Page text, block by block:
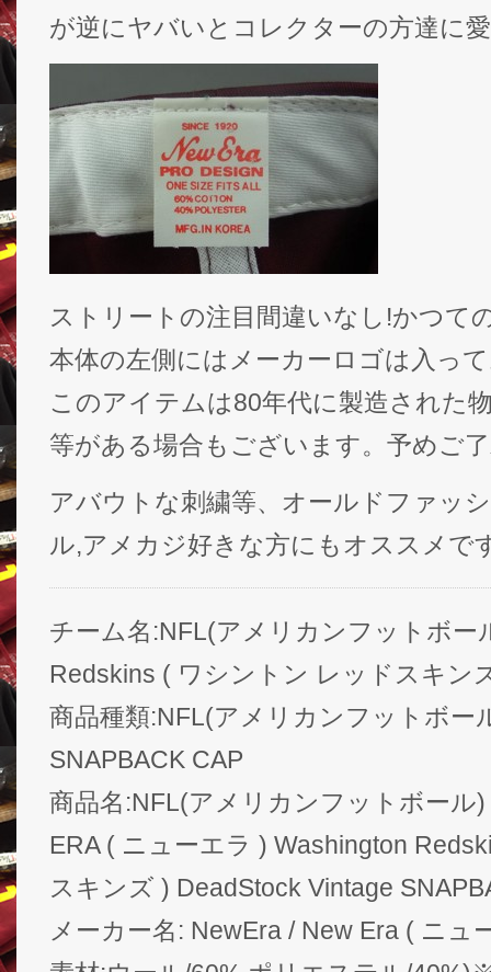
が逆にヤバいとコレクターの方達に
ストリートの注目間違いなし!かつて
本体の左側にはメーカーロゴは入っ
このアイテムは80年代に製造された
等がある場合もございます。予めご
アバウトな刺繍等、オールドファッ
ル,アメカジ好きな方にもオススメで
チーム名:NFL(アメリカンフットボー
Redskins ( ワシントン レッドスキン
商品種類:NFL(アメリカンフットボー
SNAPBACK CAP
商品名:NFL(アメリカンフットボール
ERA ( ニューエラ ) Washington
スキンズ ) DeadStock Vintage
メーカー名: NewEra / New Era ( ニュ